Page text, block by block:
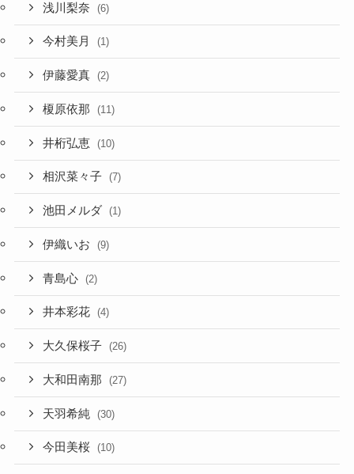
浅川梨奈 (6)
今村美月 (1)
伊藤愛真 (2)
榎原依那 (11)
井桁弘恵 (10)
相沢菜々子 (7)
池田メルダ (1)
伊織いお (9)
青島心 (2)
井本彩花 (4)
大久保桜子 (26)
大和田南那 (27)
天羽希純 (30)
今田美桜 (10)